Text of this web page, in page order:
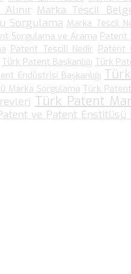
Marka Tescil
Sorgulama Marka Tescil
Sorgulama ve Arama Patent
Patent Tescili Nedir Patent
Türk Patent Başkanlığı Türk
Endüstrisi Başkanlığı
Marka Sorgulama Türk
Türk Patent
ve Patent Enstitüsü